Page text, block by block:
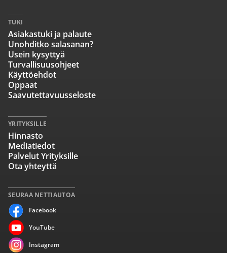
SEURAA NETTIAUTOA
Facebook
YouTube
Instagram
TUKI
Asiakastuki ja palaute
Unohditko salasanan?
Usein kysyttyä
Turvallisuusohjeet
Käyttöehdot
Oppaat
Saavutettavuusseloste
YRITYKSILLE
Hinnasto
Mediatiedot
Palvelut Yrityksille
Ota yhteyttä